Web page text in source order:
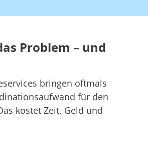
Problem – und
bringen oftmals
für den
kostet Zeit, Geld und